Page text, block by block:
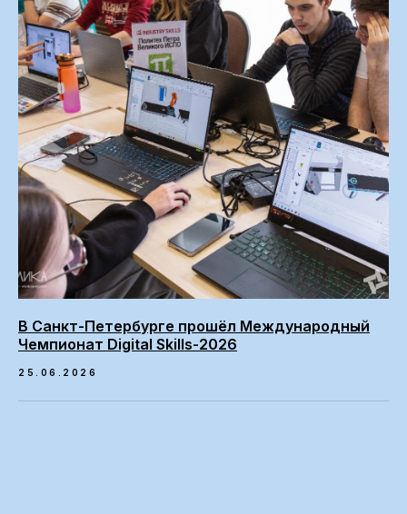
В Санкт-Петербурге прошёл Международный
Чемпионат Digital Skills-2026
25.06.2026